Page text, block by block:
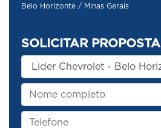
Belo Horizonte / Minas Gerais
SOLICITAR PROPOSTA